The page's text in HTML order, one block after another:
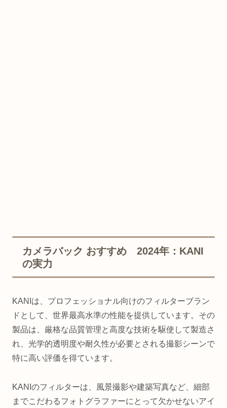
カメラバック おすすめ 2024年：KANI
の実力
KANIは、プロフェッショナル向けのフィルターブラン
ドとして、世界最高水準の性能を提供しています。その
製品は、厳格な品質管理と高度な技術を駆使して製造さ
れ、光学的透明度や耐久性が必要とされる撮影シーンで
特に高い評価を得ています。
KANIのフィルターは、風景撮影や建築写真など、細部
までこだわるフォトグラファーにとって欠かせないアイ